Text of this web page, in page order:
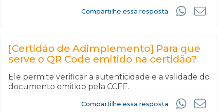
Compartilhe essa resposta
[Certidão de Adimplemento] Para que
serve o QR Code emitido na certidão?
Ele permite verificar a autenticidade e a validade do
documento emitido pela CCEE.
Compartilhe essa resposta